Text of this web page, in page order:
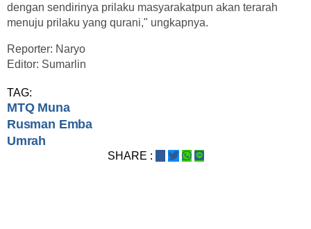
dengan sendirinya prilaku masyarakatpun akan terarah
menuju prilaku yang qurani," ungkapnya.
Reporter: Naryo
Editor: Sumarlin
TAG:
MTQ Muna
Rusman Emba
Umrah
SHARE :